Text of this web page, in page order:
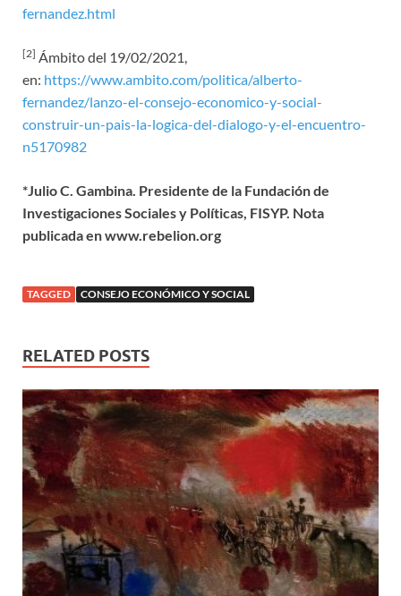
fernandez.html
[2] Ámbito del 19/02/2021,
en: https://www.ambito.com/politica/alberto-
fernandez/lanzo-el-consejo-economico-y-social-
construir-un-pais-la-logica-del-dialogo-y-el-encuentro-
n5170982
*Julio C. Gambina. Presidente de la Fundación de
Investigaciones Sociales y Políticas, FISYP. Nota
publicada en www.rebelion.org
TAGGED CONSEJO ECONÓMICO Y SOCIAL
RELATED POSTS